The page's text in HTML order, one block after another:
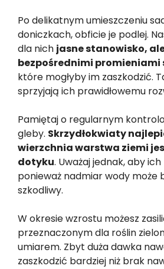
Po delikatnym umieszczeniu
doniczkach, obficie je podlej.
dla nich jasne stanowisko,
bezpośrednimi promieniami
które mogłyby im zaszkodzić.
sprzyjają ich prawidłowemu
Pamiętaj o regularnym
gleby. Skrzydłokwiaty
wierzchnia warstwa ziemi
dotyku. Uważaj jednak, aby
ponieważ nadmiar wody może
szkodliwy.
W okresie wzrostu możesz
przeznaczonym dla roślin
umiarem. Zbyt duża dawka
zaszkodzić bardziej niż brak